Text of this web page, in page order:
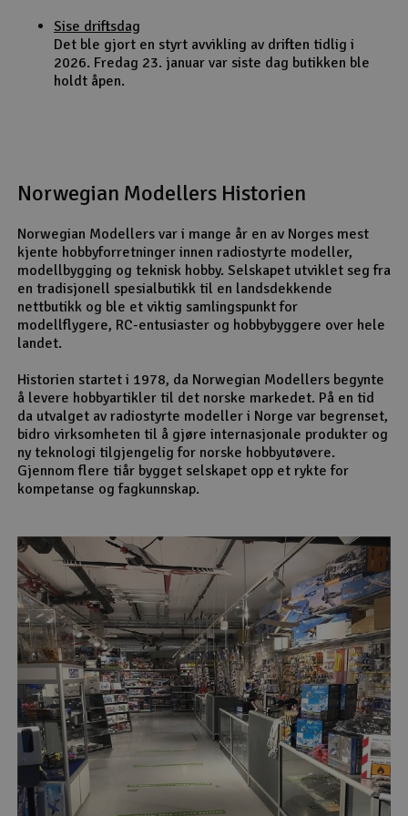
Sise driftsdag
Det ble gjort en styrt avvikling av driften tidlig i
2026. Fredag 23. januar var siste dag butikken ble
holdt åpen.
Norwegian Modellers Historien
Norwegian Modellers var i mange år en av Norges mest
kjente hobbyforretninger innen radiostyrte modeller,
modellbygging og teknisk hobby. Selskapet utviklet seg fra
en tradisjonell spesialbutikk til en landsdekkende
nettbutikk og ble et viktig samlingspunkt for
modellflygere, RC-entusiaster og hobbybyggere over hele
landet.
Historien startet i 1978, da Norwegian Modellers begynte
å levere hobbyartikler til det norske markedet. På en tid
da utvalget av radiostyrte modeller i Norge var begrenset,
bidro virksomheten til å gjøre internasjonale produkter og
ny teknologi tilgjengelig for norske hobbyutøvere.
Gjennom flere tiår bygget selskapet opp et rykte for
kompetanse og fagkunnskap.